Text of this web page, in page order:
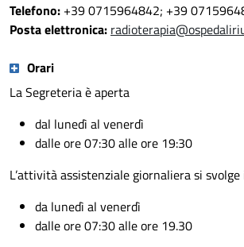
Telefono: +39 0715964842; +39
Posta elettronica:
Orari
La Segreteria è aperta
dal lunedì al venerdì
dalle ore 07:30 alle ore 19:30
L’attività assistenziale giornaliera si
da lunedì al venerdì
dalle ore 07:30 alle ore 19.30